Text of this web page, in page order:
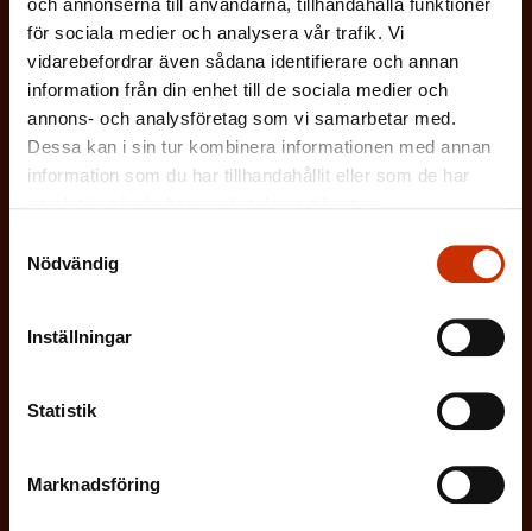
för sociala medier och analysera vår trafik. Vi
vidarebefordrar även sådana identifierare och annan
information från din enhet till de sociala medier och
annons- och analysföretag som vi samarbetar med.
Dessa kan i sin tur kombinera informationen med annan
information som du har tillhandahållit eller som de har
Nödvändig
Inställningar
Statistik
Marknadsföring
SVENSKA FINSKA
Jag godkänner att mina uppgifter sparas och
behandlas i enlighet med